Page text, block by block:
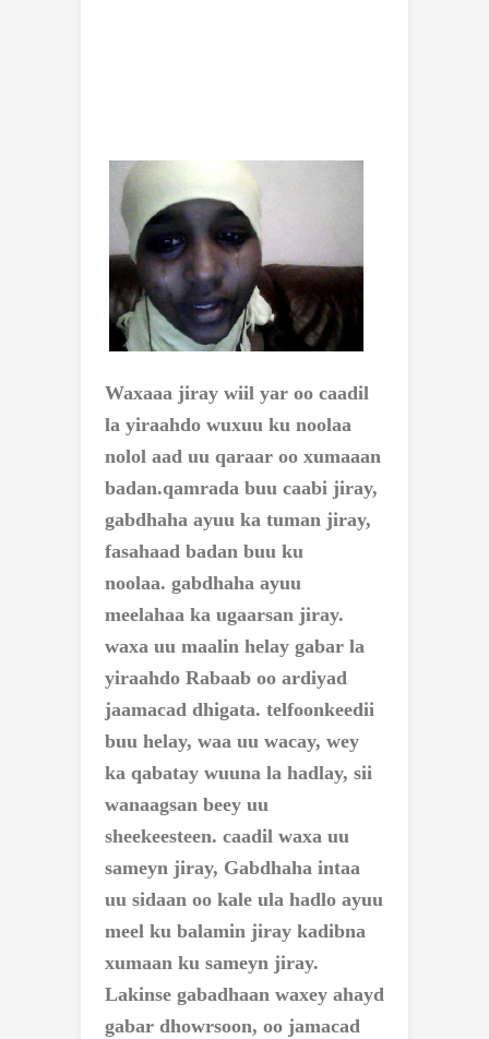
Waxaaa jiray wiil yar oo caadil
la yiraahdo wuxuu ku noolaa
nolol aad uu qaraar oo xumaaan
badan.qamrada buu caabi jiray,
gabdhaha ayuu ka tuman jiray,
fasahaad badan buu ku
noolaa. gabdhaha ayuu
meelahaa ka ugaarsan jiray.
waxa uu maalin helay gabar la
yiraahdo Rabaab oo ardiyad
jaamacad dhigata. telfoonkeedii
buu helay, waa uu wacay, wey
ka qabatay wuuna la hadlay, sii
wanaagsan beey uu
sheekeesteen. caadil waxa uu
sameyn jiray, Gabdhaha intaa
uu sidaan oo kale ula hadlo ayuu
meel ku balamin jiray kadibna
xumaan ku sameyn jiray.
Lakinse gabadhaan waxey ahayd
gabar dhowrsoon, oo jamacad